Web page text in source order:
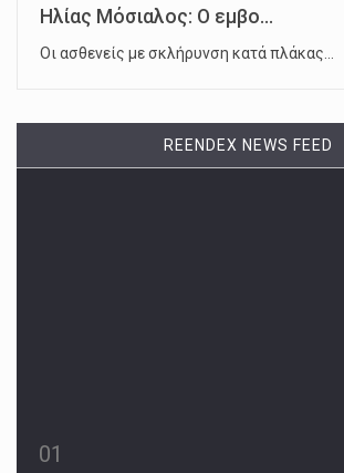
Ηλίας Μόσιαλος: Ο εμβο...
Οι ασθενείς με σκλήρυνση κατά πλάκας…
REENDEX NEWS FEED
01